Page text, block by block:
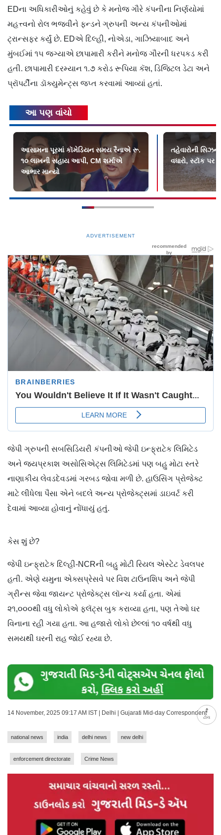
ટોચ
EDના અધિકારીઓનું કહેવું છે કે મનોજ ગૌરે કંપનીના નિર્ણયોમાં
મહત્ત્વનો રોલ ભજવીને ફન્ડને ગ્રુપની અન્ય કંપનીઓમાં
ટ્રાન્સફર કર્યું છે. EDએ દિલ્હી, નોએડા, ગાઝિયાબાદ અને
મુંબઈમાં ૧૫ જગ્યાએ છાપામારી કરીને મનોજ ગૌરની ધરપકડ કરી
હતી. છાપામારી દરમ્યાન ૧.૭ કરોડ રૂપિયા કૅશ, ડિજિટલ ડેટા અને
પ્રૉપર્ટીના ડૉક્યુમેન્ટ્સ જપ્ત કરવામાં આવ્યાં હતાં.
આ પણ વાંચો
આસામના પૂરમાં કૉમેડિયન સમય રૈનાએ રૂ.
૧૦ લાખની સહાય આપી, CM શર્માએ
આભાર માન્યો
તહેવારોની
વધારો, સ્ટૉક પર
ADVERTISEMENT
જેપી ગ્રુપની સબસિડિયરી કંપનીઓ જેપી ઇન્ફ્રાટેક લિમિટેડ
અને જયપ્રકાશ અસોસિએટ્સ લિમિટેડમાં પણ બહુ મોટા સ્તરે
નાણાકીય લેવડદેવડમાં ગરબડ જોવા મળી છે. હાઉસિંગ પ્રોજેક્ટ
માટે લીધેલા પૈસા એને બદલે અન્ય પ્રોજેક્ટ્સમાં ડાઇવર્ટ કરી
દેવામાં આવ્યા હોવાનું નોંધાયું હતું.
કેસ શું છે?
જેપી ઇન્ફ્રાટેક દિલ્હી-NCRની બહુ મોટી રિયલ એસ્ટેટ ડેવલપર
હતી. એણે યમુના એક્સપ્રેસવે પર વિશ ટાઉનશિપ અને જેપી
ગ્રીન્સ જેવા જાયન્ટ પ્રોજેક્ટ્સ લૉન્ચ કર્યા હતા. એમાં
૨૧,૦૦૦થી વધુ લોકોએ ફ્લૅટ્સ બુક કરાવ્યા હતા, પણ તેઓ ઘર
વિનાના રહી ગયા હતા. આ હજારો લોકો છેલ્લાં ૧૦ વર્ષથી વધુ
સમયથી ઘરની રાહ જોઈ રહ્યા છે.
14 November, 2025 09:17 AM IST | Delhi | Gujarati Mid-day Correspondent
national news india delhi news new delhi
enforcement directorate Crime News